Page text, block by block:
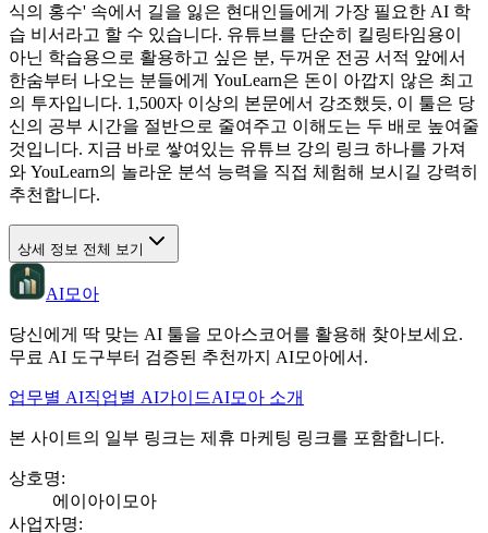
식의 홍수' 속에서 길을 잃은 현대인들에게 가장 필요한 AI 학
습 비서라고 할 수 있습니다. 유튜브를 단순히 킬링타임용이
아닌 학습용으로 활용하고 싶은 분, 두꺼운 전공 서적 앞에서
한숨부터 나오는 분들에게 YouLearn은 돈이 아깝지 않은 최고
의 투자입니다. 1,500자 이상의 본문에서 강조했듯, 이 툴은 당
신의 공부 시간을 절반으로 줄여주고 이해도는 두 배로 높여줄
것입니다. 지금 바로 쌓여있는 유튜브 강의 링크 하나를 가져
와 YouLearn의 놀라운 분석 능력을 직접 체험해 보시길 강력히
추천합니다.
상세 정보 전체 보기
AI모아
당신에게 딱 맞는 AI 툴을 모아스코어를 활용해 찾아보세요.
무료 AI 도구부터 검증된 추천까지 AI모아에서.
업무별 AI직업별 AI가이드AI모아 소개
본 사이트의 일부 링크는 제휴 마케팅 링크를 포함합니다.
상호명:
에이아이모아
사업자명: